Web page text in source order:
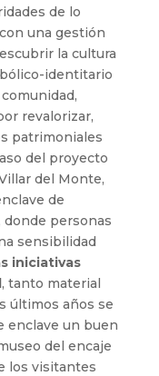
de lo
una gestión
la cultura
identitario
revalorizar,
patrimoniales
del proyecto
del Monte,
de
personas
sensibilidad
iniciativas
, tanto material
últimos años se
enclave un buen
del encaje
los visitantes